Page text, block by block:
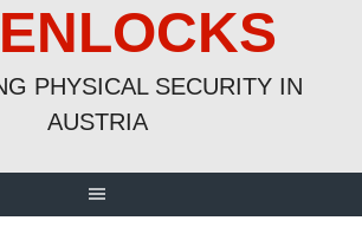
PHYSICAL SECURITY IN
AUSTRIA